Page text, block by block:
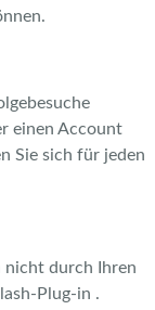
einen Account
Sie sich für jeden
nicht durch Ihren
Plug-in .